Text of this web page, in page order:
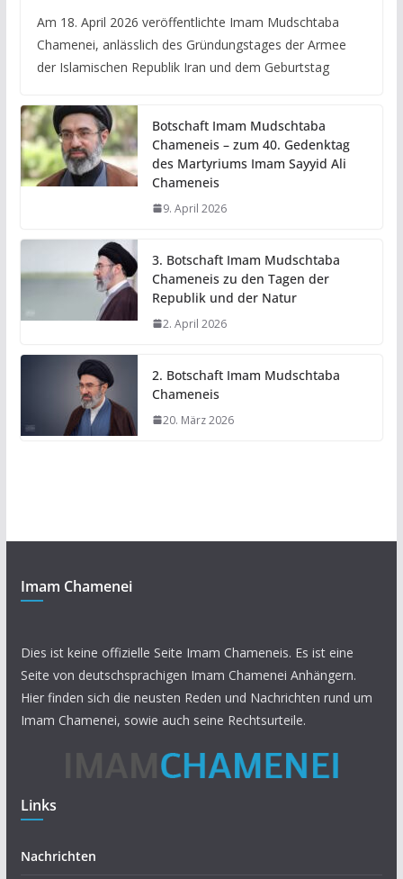
Am 18. April 2026 veröffentlichte Imam Mudschtaba
Chamenei, anlässlich des Gründungstages der Armee
der Islamischen Republik Iran und dem Geburtstag
Botschaft Imam Mudschtaba
Chameneis – zum 40. Gedenktag
des Martyriums Imam Sayyid Ali
Chameneis
9. April 2026
3. Botschaft Imam Mudschtaba
Chameneis zu den Tagen der
Republik und der Natur
2. April 2026
2. Botschaft Imam Mudschtaba
Chameneis
20. März 2026
Imam Chamenei
Dies ist keine offizielle Seite Imam Chameneis. Es ist eine
Seite von deutschsprachigen Imam Chamenei Anhängern.
Hier finden sich die neusten Reden und Nachrichten rund um
Imam Chamenei, sowie auch seine Rechtsurteile.
Links
Nachrichten